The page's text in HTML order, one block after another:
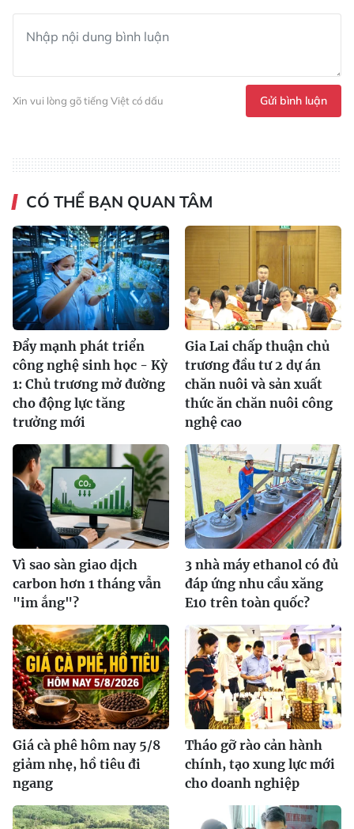
Xin vui lòng gõ tiếng Việt có dấu Gửi bình luận
CÓ THỂ BẠN QUAN TÂM
Đẩy mạnh phát triển
công nghệ sinh học - Kỳ
1: Chủ trương mở đường
cho động lực tăng
trưởng mới
Gia Lai chấp thuận chủ
trương đầu tư 2 dự án
chăn nuôi và sản xuất
thức ăn chăn nuôi công
nghệ cao
Vì sao sàn giao dịch
carbon hơn 1 tháng vẫn
"im ắng"?
3 nhà máy ethanol có đủ
đáp ứng nhu cầu xăng
E10 trên toàn quốc?
Giá cà phê hôm nay 5/8
giảm nhẹ, hồ tiêu đi
ngang
Tháo gỡ rào cản hành
chính, tạo xung lực mới
cho doanh nghiệp